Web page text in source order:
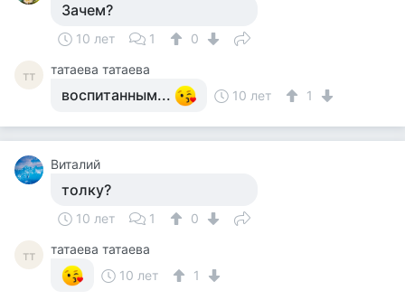
Зачем?
10 лет 1 0
тт татаева татаева
воспитанным... 10 лет 1
Виталий
толку?
10 лет 1 0
тт
татаева татаева
10 лет
1